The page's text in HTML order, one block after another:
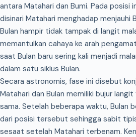
antara Matahari dan Bumi. Pada posisi
disinari Matahari menghadap menjauhi
Bulan hampir tidak tampak di langit
memantulkan cahaya ke arah
saat Bulan baru sering kali menjadi
dalam satu siklus Bulan.
Secara astronomis, fase ini disebut
Matahari dan Bulan memiliki bujur
sama. Setelah beberapa waktu, Bulan
dari posisi tersebut sehingga sabit
sesaat setelah Matahari terbenam.